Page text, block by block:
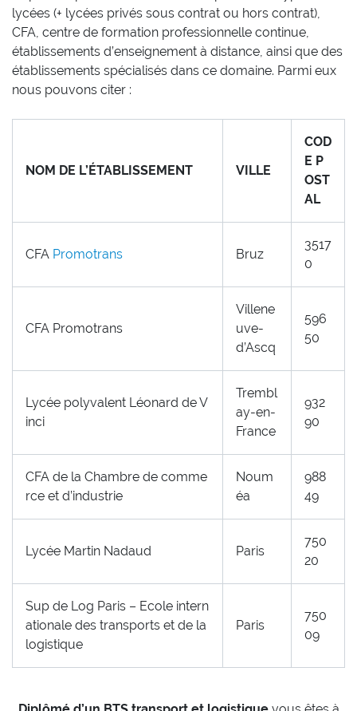
lycées (+ lycées privés sous contrat ou hors contrat),
CFA, centre de formation professionnelle continue,
établissements d’enseignement à distance, ainsi que des
établissements spécialisés dans ce domaine. Parmi eux
nous pouvons citer :
NOM DE L’ÉTABLISSEMENT VILLE
COD
E P
OST
AL
CFA Promotrans Bruz
3517
0
CFA Promotrans
Villene
uve-
d’Ascq
596
50
Lycée polyvalent Léonard de V
inci
Trembl
ay-en-
France
932
90
CFA de la Chambre de comme
rce et d’industrie
Noum
éa
988
49
Lycée Martin Nadaud Paris
750
20
Sup de Log Paris – Ecole intern
ationale des transports et de la
logistique
Paris
750
09